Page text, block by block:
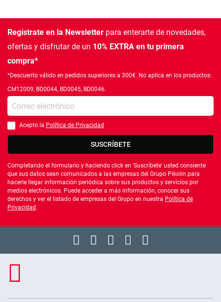
Regístrate en la Newsletter para enterarte de novedades,
ofertas y disfrutar de un 10% EXTRA en tu primera
compra*
*Descuento válido en pedidos superiores a 300€. No aplica en los productos:
CM12009, BD0044, BD0045, BD0046.
Introduce tu e-mail
Debes aceptar la política de privacidad
Acepto la Política de Privacidad
SUSCRÍBETE
Completando el formulario y haciendo click en 'Suscríbete' usted consiente
que sus datos sean comunicados a las empresas del Grupo Pikolin para
hacerle llegar información periódica sobre sus productos y servicios por
medios electrónicos. Puede acceder a más información, conocer sus
derechos y ver el listado de empresas del Grupo en nuestra Política de
Privacidad